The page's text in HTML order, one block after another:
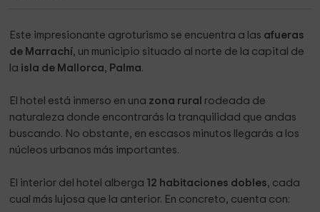
Este impresionante agroturismo se encuentra a las afueras
de Marrachí, un municipio situado al norte de la capital de
la isla de Mallorca, Palma.
El hotel está inmerso en una zona rural rodeada de
naturaleza donde encontrarás la tranquilidad que andas
buscando. No obstante, en escasos minutos llegarás a los
núcleos urbanos más importantes.
El interior del hotel alberga 12 habitaciones dobles, cada
cual más lujosa que la anterior. En concreto, cuenta con: